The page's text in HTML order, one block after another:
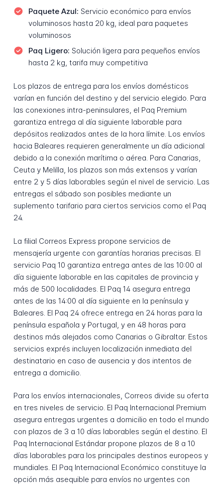
Paquete Azul: Servicio económico para envíos
voluminosos hasta 20 kg, ideal para paquetes
voluminosos
Paq Ligero: Solución ligera para pequeños envíos
hasta 2 kg, tarifa muy competitiva
Los plazos de entrega para los envíos domésticos
varían en función del destino y del servicio elegido. Para
las conexiones intra-peninsulares, el Paq Premium
garantiza entrega al día siguiente laborable para
depósitos realizados antes de la hora límite. Los envíos
hacia Baleares requieren generalmente un día adicional
debido a la conexión marítima o aérea. Para Canarias,
Ceuta y Melilla, los plazos son más extensos y varían
entre 2 y 5 días laborables según el nivel de servicio. Las
entregas el sábado son posibles mediante un
suplemento tarifario para ciertos servicios como el Paq
24.
La filial Correos Express propone servicios de
mensajería urgente con garantías horarias precisas. El
servicio Paq 10 garantiza entrega antes de las 10:00 al
día siguiente laborable en las capitales de provincia y
más de 500 localidades. El Paq 14 asegura entrega
antes de las 14:00 al día siguiente en la península y
Baleares. El Paq 24 ofrece entrega en 24 horas para la
península española y Portugal, y en 48 horas para
destinos más alejados como Canarias o Gibraltar. Estos
servicios exprés incluyen localización inmediata del
destinatario en caso de ausencia y dos intentos de
entrega a domicilio.
Para los envíos internacionales, Correos divide su oferta
en tres niveles de servicio. El Paq Internacional Premium
asegura entregas urgentes a domicilio en todo el mundo
con plazos de 3 a 10 días laborables según el destino. El
Paq Internacional Estándar propone plazos de 8 a 10
días laborables para los principales destinos europeos y
mundiales. El Paq Internacional Económico constituye la
opción más asequible para envíos no urgentes con